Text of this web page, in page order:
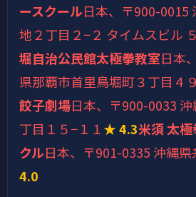
ースクール日本、〒900-0015
地２丁目２−２ タイムスビル
堀自治公民館太極拳教室日本
県那覇市首里鳥堀町３丁目４９
餃子劇場日本、〒900-0033
丁目１５−１１★ 4.3米須 太
クル日本、〒901-0335 沖縄県
4.0